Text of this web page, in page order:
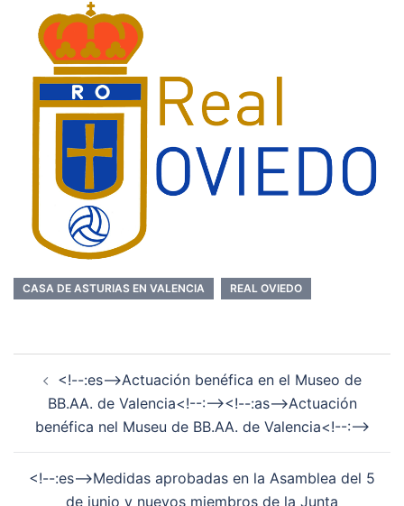
CASA DE ASTURIAS EN VALENCIA REAL OVIEDO
entradas
<!--:es-->Actuación benéfica en el Museo de
BB.AA. de Valencia<!--:--><!--:as-->Actuación
benéfica nel Museu de BB.AA. de Valencia<!--:-->
<!--:es-->Medidas aprobadas en la Asamblea del 5
de junio y nuevos miembros de la Junta